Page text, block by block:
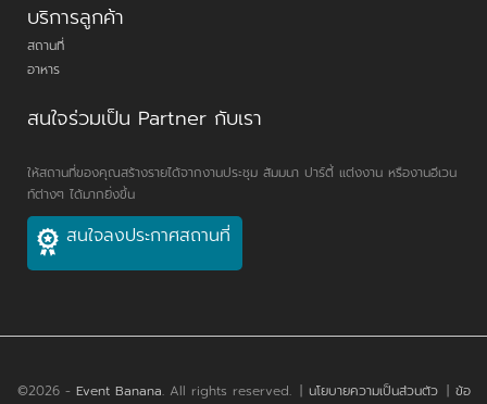
บริการลูกค้า
สถานที่
อาหาร
สนใจร่วมเป็น Partner กับเรา
ให้สถานที่ของคุณสร้างรายได้จากงานประชุม สัมมนา ปาร์ตี้ แต่งงาน หรืองานอีเวน
ท์ต่างๆ ได้มากยิ่งขึ้น
สนใจลงประกาศสถานที่
©2026 - Event Banana. All rights reserved. | นโยบายความเป็นส่วนตัว | ข้อ